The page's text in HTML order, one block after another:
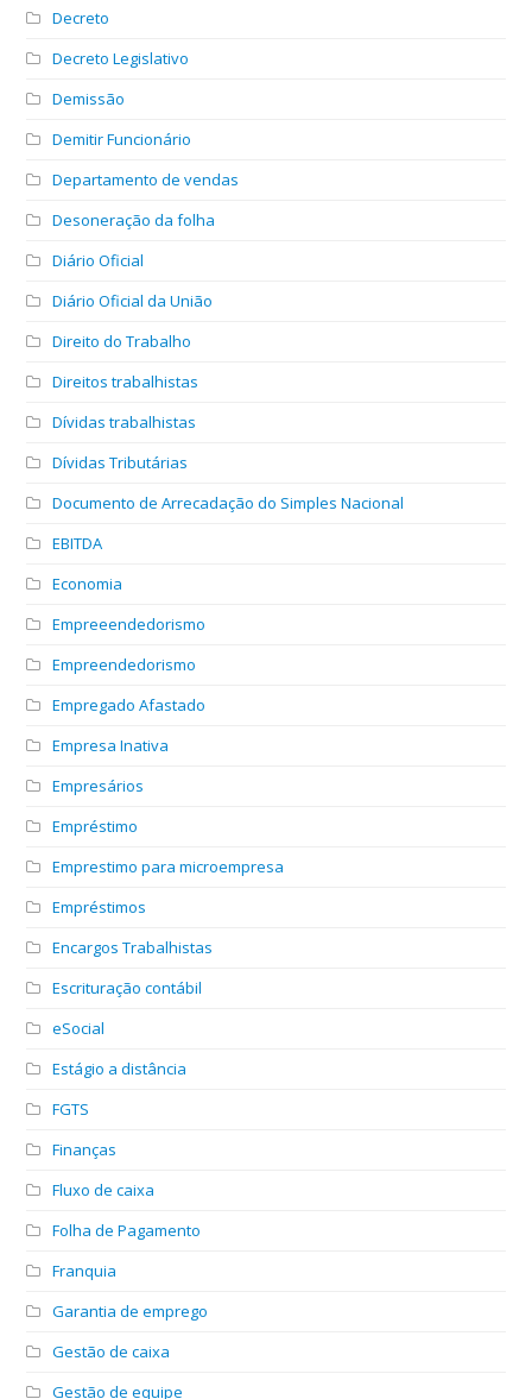
Decreto
Decreto Legislativo
Demissão
Demitir Funcionário
Departamento de vendas
Desoneração da folha
Diário Oficial
Diário Oficial da União
Direito do Trabalho
Direitos trabalhistas
Dívidas trabalhistas
Dívidas Tributárias
Documento de Arrecadação do Simples Nacional
EBITDA
Economia
Empreeendedorismo
Empreendedorismo
Empregado Afastado
Empresa Inativa
Empresários
Empréstimo
Emprestimo para microempresa
Empréstimos
Encargos Trabalhistas
Escrituração contábil
eSocial
Estágio a distância
FGTS
Finanças
Fluxo de caixa
Folha de Pagamento
Franquia
Garantia de emprego
Gestão de caixa
Gestão de equipe